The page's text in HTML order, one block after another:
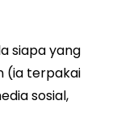
siapa yang
(ia terpakai
sosial,